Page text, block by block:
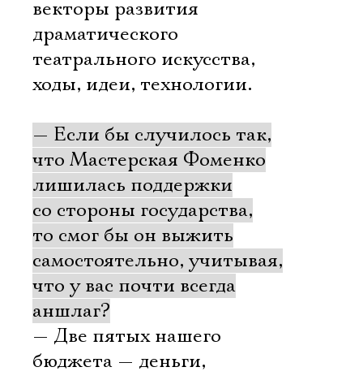
векторы развития
драматического
театрального искусства,
ходы, идеи, технологии.
— Если бы случилось так,
что Мастерская Фоменко
лишилась поддержки
со стороны государства,
то смог бы он выжить
самостоятельно, учитывая,
что у вас почти всегда
аншлаг?
— Две пятых нашего
бюджета — деньги,